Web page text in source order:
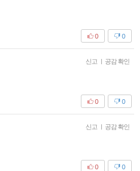
0
0
신고 | 공감 확인
0
0
신고 | 공감 확인
0
0